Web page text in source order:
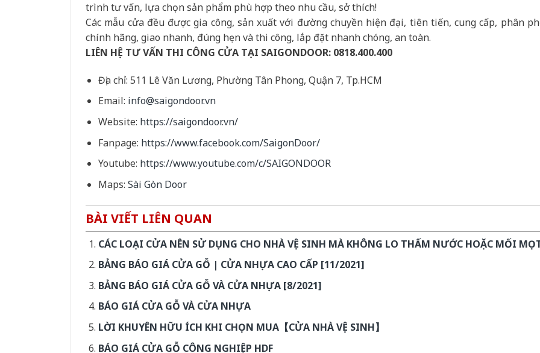
trình tư vấn, lựa chọn sản phẩm phù hợp theo nhu cầu, sở thích!
Các mẫu cửa đều được gia công, sản xuất với đường chuyền hiện đại, tiên tiến, cung cấp, phân
chính hãng, giao nhanh, đúng hẹn và thi công, lắp đặt nhanh chóng, an toàn.
LIÊN HỆ TƯ VẤN THI CÔNG CỬA TẠI SAIGONDOOR: 0818.400.400
Địa chỉ: 511 Lê Văn Lương, Phường Tân Phong, Quận 7, Tp.HCM
Email: info@saigondoor.vn
Website: https://saigondoor.vn/
Fanpage: https://www.facebook.com/SaigonDoor/
Youtube: https://www.youtube.com/c/SAIGONDOOR
Maps: Sài Gòn Door
BÀI VIẾT LIÊN QUAN
CÁC LOẠI CỬA NÊN SỬ DỤNG CHO NHÀ VỆ SINH MÀ KHÔNG LO THẤM NƯỚC HOẶC MỐI
BẢNG BÁO GIÁ CỬA GỖ | CỬA NHỰA CAO CẤP [11/2021]
BẢNG BÁO GIÁ CỬA GỖ VÀ CỬA NHỰA [8/2021]
BÁO GIÁ CỬA GỖ VÀ CỬA NHỰA
LỜI KHUYÊN HỮU ÍCH KHI CHỌN MUA【CỬA NHÀ VỆ SINH】
BÁO GIÁ CỬA GỖ CÔNG NGHIỆP HDF